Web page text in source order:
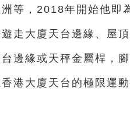
等，2018年開始他即
走大廈天台邊緣、屋
邊緣或天秤金屬桿，
港大廈天台的極限運